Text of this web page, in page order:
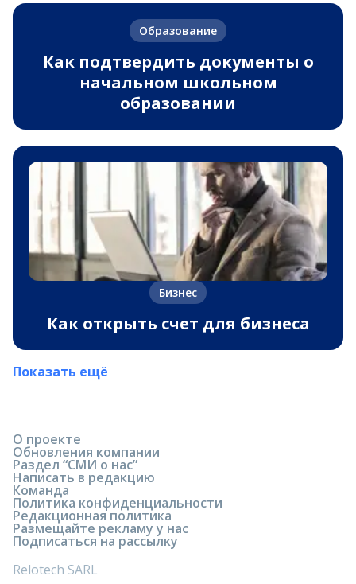
Образование
Как подтвердить документы о
начальном школьном
образовании
Бизнес
Как открыть счет для бизнеса
Показать ещё
О проекте
Обновления компании
Раздел “СМИ о нас”
Написать в редакцию
Команда
Политика конфиденциальности
Редакционная политика
Размещайте рекламу у нас
Подписаться на рассылку
Relotech SARL